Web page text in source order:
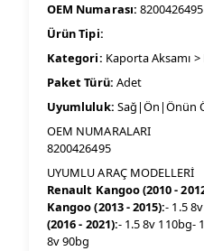
OEM Numarası: 8200426495
Ürün Tipi:
Kategori: Kaporta Aksamı
Paket Türü: Adet
Uyumluluk: Sağ|Ön|Önün
OEM NUMARALARI
8200426495
UYUMLU ARAÇ MODELLERİ
Renault Kangoo (2010 -
Kangoo (2013 - 2015):- 1.5
(2016 - 2021):- 1.5 8v 110bg-
8v 90bg